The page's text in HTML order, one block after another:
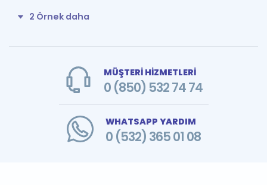
2 Örnek daha
MÜŞTERİ HİZMETLERİ
0 (850) 532 74 74
WHATSAPP YARDIM
0 (532) 365 01 08